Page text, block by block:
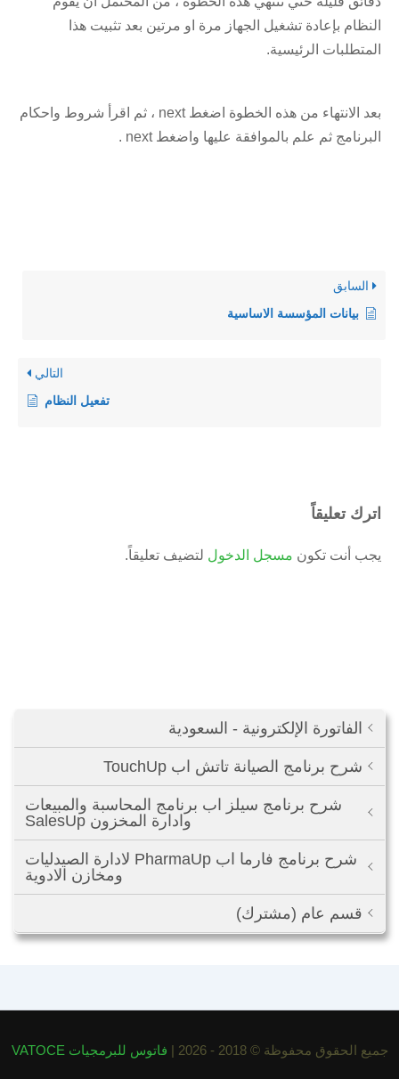
الفاتورة الإلكترونية - السعودية
شرح برنامج الصيانة تاتش اب TouchUp
شرح برنامج سيلز اب برنامج المحاسبة والمبيعات
وادارة المخزون SalesUp
شرح برنامج فارما اب PharmaUp لادارة الصيدليات
ومخازن الادوية
قسم عام (مشترك)
النظام بإعادة تشغيل الجهاز مرة او مرتين بعد تثبيت هذا
المتطلبات الرئيسية.
بعد الانتهاء من هذه الخطوة اضغط next ، ثم اقرأ شروط واحكام
البرنامج ثم علم بالموافقة عليها واضغط next .
السابق
بيانات المؤسسة الاساسية
التالي
تفعيل النظام
اترك تعليقاً
يجب أنت تكون مسجل الدخول لتضيف تعليقاً.
جميع الحقوق محفوظة © 2018 - 2026 | فاتوس للبرمجيات VATOCE